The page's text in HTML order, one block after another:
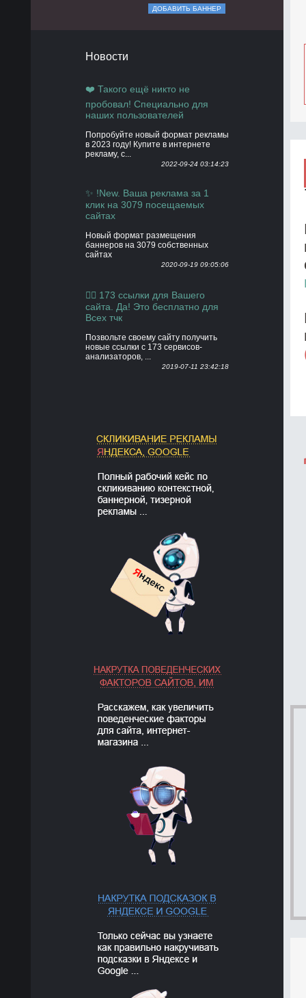
ДОБАВИТЬ БАННЕР
Новости
❤️ Такого ещё никто не
пробовал! Специально для
наших пользователей
Попробуйте новый формат рекламы
в 2023 году! Купите в интернете
рекламу, с...
2022-09-24 03:14:23
✨ !New. Ваша реклама за 1
клик на 3079 посещаемых
сайтах
Новый формат размещения
баннеров на 3079 собственных
сайтах
2020-09-19 09:05:06
👍🏻 173 ссылки для Вашего
сайта. Да! Это бесплатно для
Всех тчк
Позвольте своему сайту получить
новые ссылки с 173 сервисов-
анализаторов, ...
2019-07-11 23:42:18